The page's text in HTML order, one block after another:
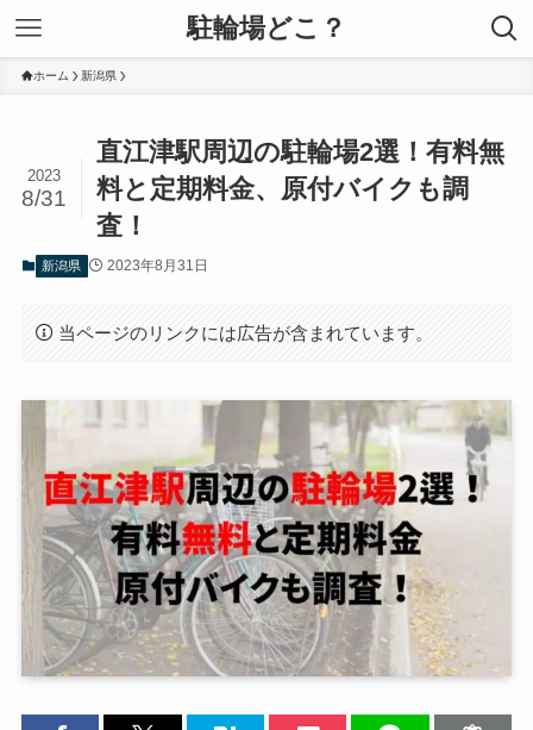
駐輪場どこ？
ホーム 新潟県
直江津駅周辺の駐輪場2選！有料無
料と定期料金、原付バイクも調
査！
2023
8/31
新潟県 2023年8月31日
当ページのリンクには広告が含まれています。